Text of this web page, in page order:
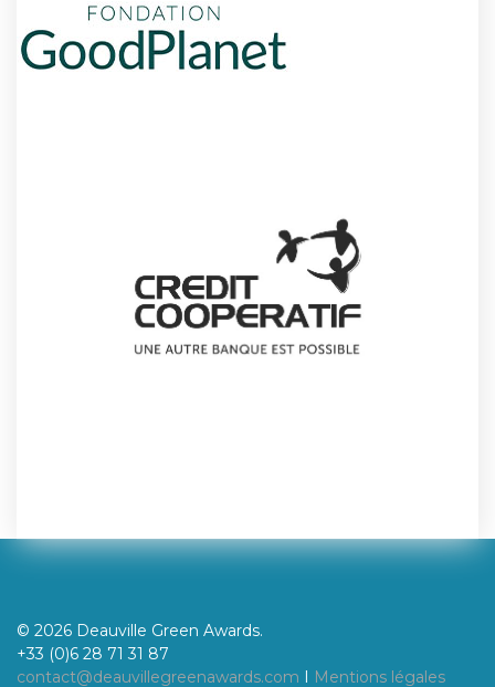
© 2026 Deauville Green Awards.
+33 (0)6 28 71 31 87
contact@deauvillegreenawards.com I Mentions légales